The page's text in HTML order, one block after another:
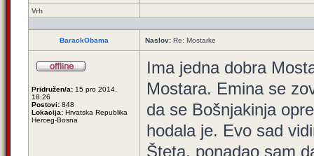
Vrh
BarackObama Naslov: Re: Mostarke
Pridružen/a: 15 pro 2014,
18:26
Postovi: 848
Lokacija: Hrvatska Republika
Herceg-Bosna
Ima jedna dobra
Mostara. Emina se
da se Bošnjakinja
hodala je. Evo sad
Šteta, ponadao sam